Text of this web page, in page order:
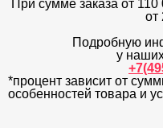
ДЕКОРАТИВНЫЙ УГОЛОК
МЕТАЛЛИЧЕСКИЕ ПОРОГИ
РАСКЛАДКА, ПЛИНТУС
При сумме заказа от 110
от
Подробную
у
*процент зависит от
особенностей товара и